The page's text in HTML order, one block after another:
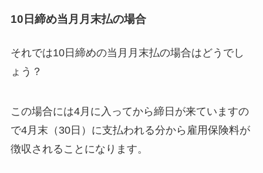
10日締め当月月末払の場合
それでは10日締めの当月月末払の場合はどうでし
ょう？
この場合には4月に入ってから締日が来ていますの
で4月末（30日）に支払われる分から雇用保険料が
徴収されることになります。